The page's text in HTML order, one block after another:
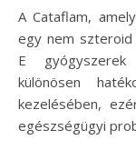
A Cataflam,
egy nem szteroid
E
különösen
kezelésében,
egészségügyi